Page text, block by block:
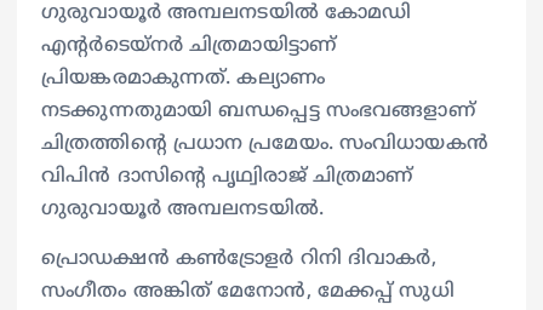
ഗുരുവായൂര്‍ അമ്പലനടയില്‍ കോമഡി
എന്റര്‍ടെയ്‍നര്‍ ചിത്രമായിട്ടാണ്
പ്രിയങ്കരമാകുന്നത്. കല്യാണം
നടക്കുന്നതുമായി ബന്ധപ്പെട്ട സംഭവങ്ങളാണ്
ചിത്രത്തിന്റെ പ്രധാന പ്രമേയം. സംവിധായകൻ
വിപിൻ ദാസിന്റെ പൃഥ്വിരാജ് ചിത്രമാണ്
ഗുരുവായൂര്‍ അമ്പലനടയില്‍.
പ്രൊഡക്ഷന്‍ കണ്‍ട്രോളര്‍ റിനി ദിവാകര്‍,
സംഗീതം അങ്കിത് മേനോന്‍, മേക്കപ്പ് സുധി